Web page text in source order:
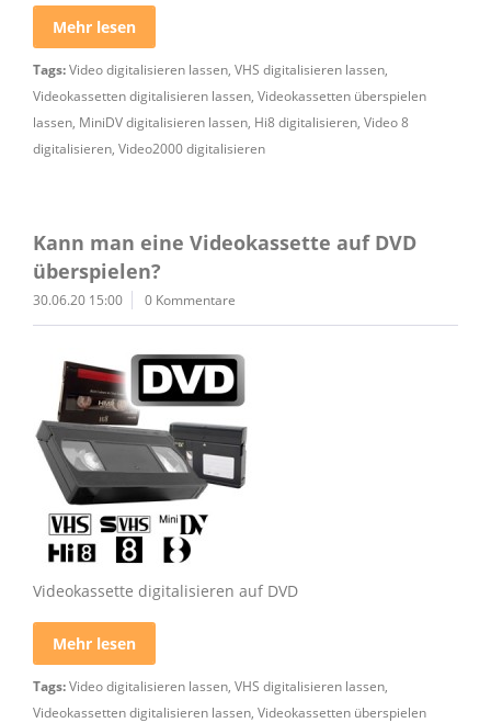
Mehr lesen
Tags:Video digitalisieren lassen, VHS digitalisieren lassen,
Videokassetten digitalisieren lassen, Videokassetten überspielen
lassen, MiniDV digitalisieren lassen, Hi8 digitalisieren, Video 8
digitalisieren, Video2000 digitalisieren
Kann man eine Videokassette auf DVD
überspielen?
30.06.20 15:00 0 Kommentare
Videokassette digitalisieren auf DVD
Mehr lesen
Tags:Video digitalisieren lassen, VHS digitalisieren lassen,
Videokassetten digitalisieren lassen, Videokassetten überspielen